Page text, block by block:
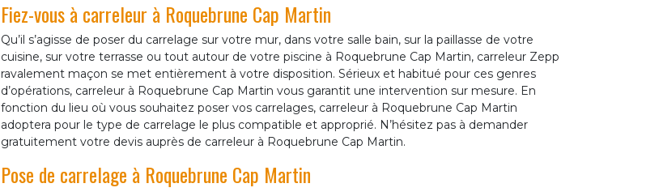
Fiez-vous à carreleur à Roquebrune Cap Martin
Qu’il s’agisse de poser du carrelage sur votre mur, dans votre salle bain, sur la paillasse de votre
cuisine, sur votre terrasse ou tout autour de votre piscine à Roquebrune Cap Martin, carreleur Zepp
ravalement maçon se met entièrement à votre disposition. Sérieux et habitué pour ces genres
d’opérations, carreleur à Roquebrune Cap Martin vous garantit une intervention sur mesure. En
fonction du lieu où vous souhaitez poser vos carrelages, carreleur à Roquebrune Cap Martin
adoptera pour le type de carrelage le plus compatible et approprié. N’hésitez pas à demander
gratuitement votre devis auprès de carreleur à Roquebrune Cap Martin.
Pose de carrelage à Roquebrune Cap Martin